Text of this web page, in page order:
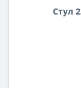
Стул